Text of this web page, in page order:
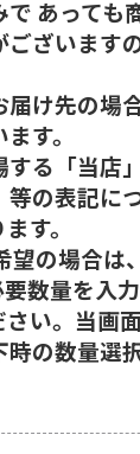
あっても
ざいます
け先の場
す。
る「当店
等の表記に
す。
の場合は
要数量を入
い。当画
時の数量選